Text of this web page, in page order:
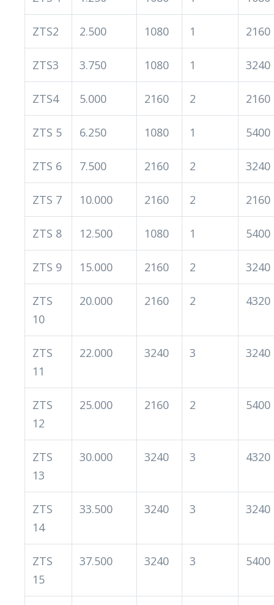
ZTS2 2.500 1080 1 2160
ZTS3 3.750 1080 1 3240
ZTS4 5.000 2160 2 2160
ZTS 5 6.250 1080 1 5400
ZTS 6 7.500 2160 2 3240
ZTS 7 10.000 2160 2 2160
ZTS 8 12.500 1080 1 5400
ZTS 9 15.000 2160 2 3240
ZTS
10
20.000 2160 2 4320
ZTS
11
22.000 3240 3 3240
ZTS
12
25.000 2160 2 5400
ZTS
13
30.000 3240 3 4320
ZTS
14
33.500 3240 3 3240
ZTS
15
37.500 3240 3 5400